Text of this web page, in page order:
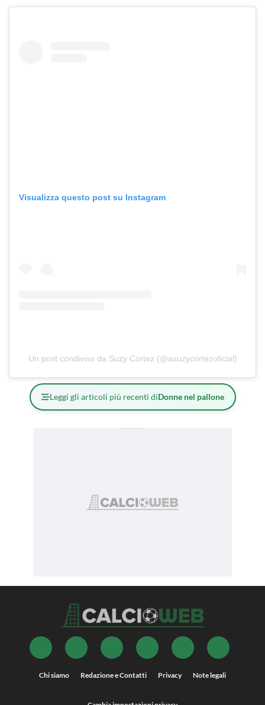
Visualizza questo post su Instagram
Un post condiviso da Suzy Cortez (@asuzycortezoficial)
Leggi gli articoli più recenti diDonne nel pallone
Chi siamo Redazione e Contatti Privacy Note legali